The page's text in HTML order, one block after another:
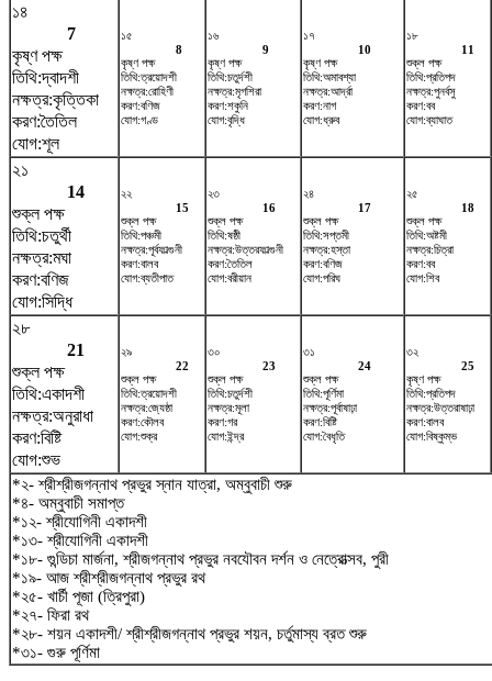
১৪
7
কৃষ্ণ পক্ষ
তিথি:দ্বাদশী
নক্ষত্র:কৃত্তিকা
করণ:তৈতিল
যোগ:শূল
১৫
8
কৃষ্ণ পক্ষ
তিথি:ত্রয়োদশী
নক্ষত্র:রোহিণী
করণ:বণিজ
যোগ:গণ্ড
১৬
9
কৃষ্ণ পক্ষ
তিথি:চতুর্দশী
নক্ষত্র:মৃগশিরা
করণ:শকুনি
যোগ:বৃদ্ধি
১৭
10
কৃষ্ণ পক্ষ
তিথি:অমাবশ্যা
নক্ষত্র:আর্দ্রা
করণ:নাগ
যোগ:ধ্রুব
১৮
11
শুক্ল পক্ষ
তিথি:প্রতিপদ
নক্ষত্র:পুনর্বসু
করণ:বব
যোগ:ব্যাঘাত
২১
14
শুক্ল পক্ষ
তিথি:চতুর্থী
নক্ষত্র:মঘা
করণ:বণিজ
যোগ:সিদ্ধি
২২
15
শুক্ল পক্ষ
তিথি:পঞ্চমী
নক্ষত্র:পূর্বফাল্গুনী
করণ:বালব
যোগ:ব্যতীপাত
২৩
16
শুক্ল পক্ষ
তিথি:ষষ্ঠী
নক্ষত্র:উত্তরফাল্গুনী
করণ:তৈতিল
যোগ:বরীয়ান
২৪
17
শুক্ল পক্ষ
তিথি:সপ্তমী
নক্ষত্র:হস্তা
করণ:বণিজ
যোগ:পরিঘ
২৫
18
শুক্ল পক্ষ
তিথি:অষ্টমী
নক্ষত্র:চিত্রা
করণ:বব
যোগ:শিব
২৮
21
শুক্ল পক্ষ
তিথি:একাদশী
নক্ষত্র:অনুরাধা
করণ:বিষ্টি
যোগ:শুভ
২৯
22
শুক্ল পক্ষ
তিথি:ত্রয়োদশী
নক্ষত্র:জ্যেষ্ঠা
করণ:কৌলব
যোগ:শুক্র
৩০
23
শুক্ল পক্ষ
তিথি:চতুর্দশী
নক্ষত্র:মূলা
করণ:গর
যোগ:ইন্দ্র
৩১
24
শুক্ল পক্ষ
তিথি:পূর্ণিমা
নক্ষত্র:পূর্বাষাঢ়া
করণ:বিষ্টি
যোগ:বৈধৃতি
৩২
25
কৃষ্ণ পক্ষ
তিথি:প্রতিপদ
নক্ষত্র:উত্তরাষাঢ়া
করণ:বালব
যোগ:বিষ্কুম্ভ
*২- শ্রীশ্রীজগন্নাথ প্রভুর স্নান যাত্রা, অম্বুবাচী শুরু
*৪- অম্বুবাচী সমাপ্ত
*১২- শ্রীযোগিনী একাদশী
*১৩- শ্রীযোগিনী একাদশী
*১৮- গুন্ডিচা মার্জনা, শ্রীজগন্নাথ প্রভুর নবযৌবন দর্শন ও নেত্রোত্সব, পুরী
*১৯- আজ শ্রীশ্রীজগন্নাথ প্রভুর রথ
*২৫- খার্চী পূজা (ত্রিপুরা)
*২৭- ফিরা রথ
*২৮- শয়ন একাদশী/ শ্রীশ্রীজগন্নাথ প্রভুর শয়ন, চর্তুমাস্য ব্রত শুরু
*৩১- গুরু পূর্ণিমা